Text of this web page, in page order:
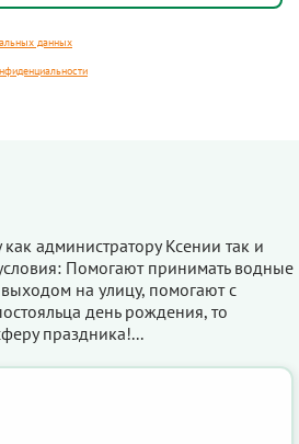
данных
администратору Ксении так и
Помогают принимать водные
на улицу, помогают с
день рождения, то
праздника!...